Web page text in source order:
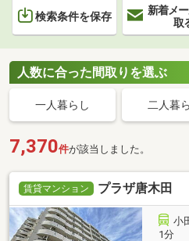
検索条件を保存
新着メ
取
人数に合った間取りを選ぶ
一人暮らし 二人暮
7,370件が該当しました。
賃貸マンション プラザ唐木田
小
1分